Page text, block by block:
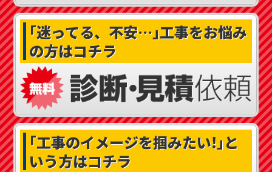
｢迷ってる、不安…｣工事をお悩み
の方はコチラ
｢工事のイメージを掴みたい!｣と
いう方はコチラ